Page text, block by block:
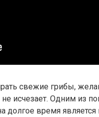
свежие грибы,
исчезает. Одним из
долгое время